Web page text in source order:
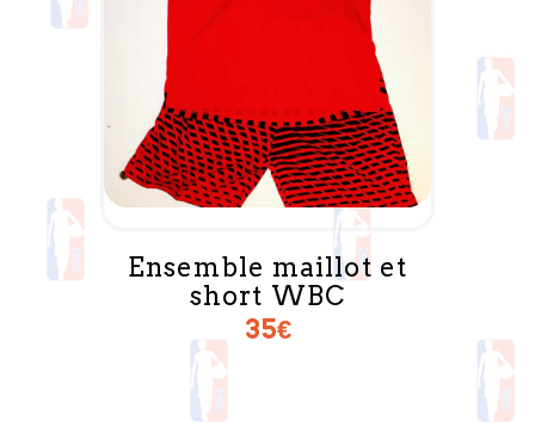
Ensemble maillot et
short WBC
35€